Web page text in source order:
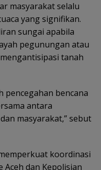
masyarakat selalu
yang signifikan.
sungai apabila
pegunungan atau
tanah
pencegahan bencana
antara
masyarakat,” sebut
koordinasi
dan Kepolisian